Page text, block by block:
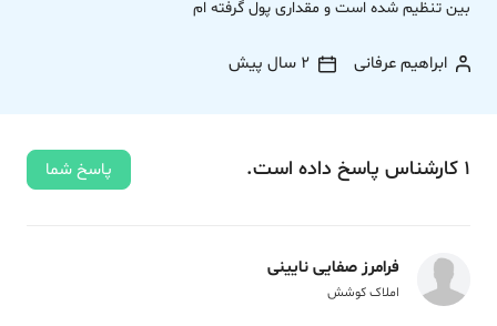
بین تنظیم شده است و مقداری پول گرفته ام
ابراهیم عرفانی 2 سال پیش
1 کارشناس پاسخ داده‌ است. پاسخ شما
فرامرز صفایی نایینی
املاک کوشش